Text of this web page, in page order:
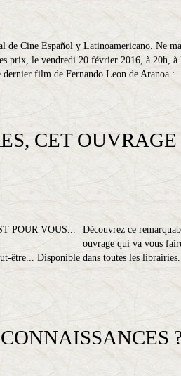
de Cine Español y Latinoamericano. Ne
prix, le vendredi 20 février 2016, à 20h, à
film de Fernando Leon de Aranoa
CET OUVRAGE
Découvrez ce
ouvrage qui va vous
être... Disponible dans toutes les